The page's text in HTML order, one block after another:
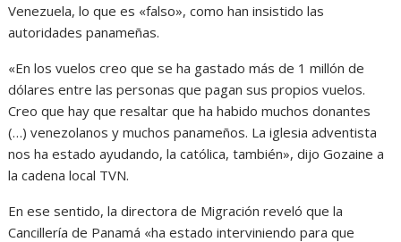
Venezuela, lo que es «falso», como han insistido las
autoridades panameñas.
«En los vuelos creo que se ha gastado más de 1 millón de
dólares entre las personas que pagan sus propios vuelos.
Creo que hay que resaltar que ha habido muchos donantes
(…) venezolanos y muchos panameños. La iglesia adventista
nos ha estado ayudando, la católica, también», dijo Gozaine a
la cadena local TVN.
En ese sentido, la directora de Migración reveló que la
Cancillería de Panamá «ha estado interviniendo para que